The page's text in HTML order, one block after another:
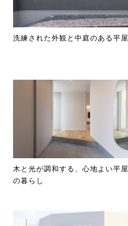
洗練された外観と中庭のある平屋
木と光が調和する、心地よい平屋
の暮らし